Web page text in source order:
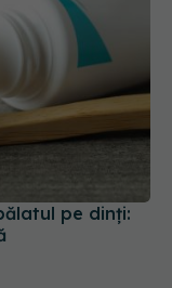
pe dinți: